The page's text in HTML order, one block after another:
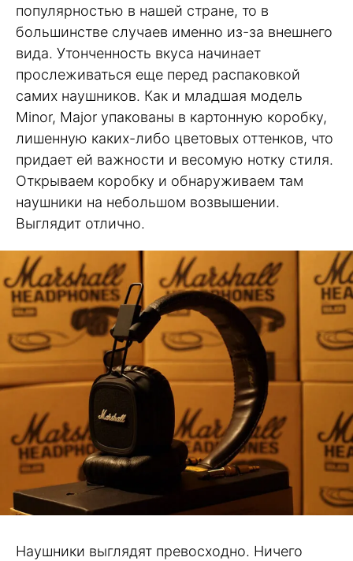
популярностью в нашей стране, то в
большинстве случаев именно из-за внешнего
вида. Утонченность вкуса начинает
прослеживаться еще перед распаковкой
самих наушников. Как и младшая модель
Minor, Major упакованы в картонную коробку,
лишенную каких-либо цветовых оттенков, что
придает ей важности и весомую нотку стиля.
Открываем коробку и обнаруживаем там
наушники на небольшом возвышении.
Выглядит отлично.
Наушники выглядят превосходно. Ничего